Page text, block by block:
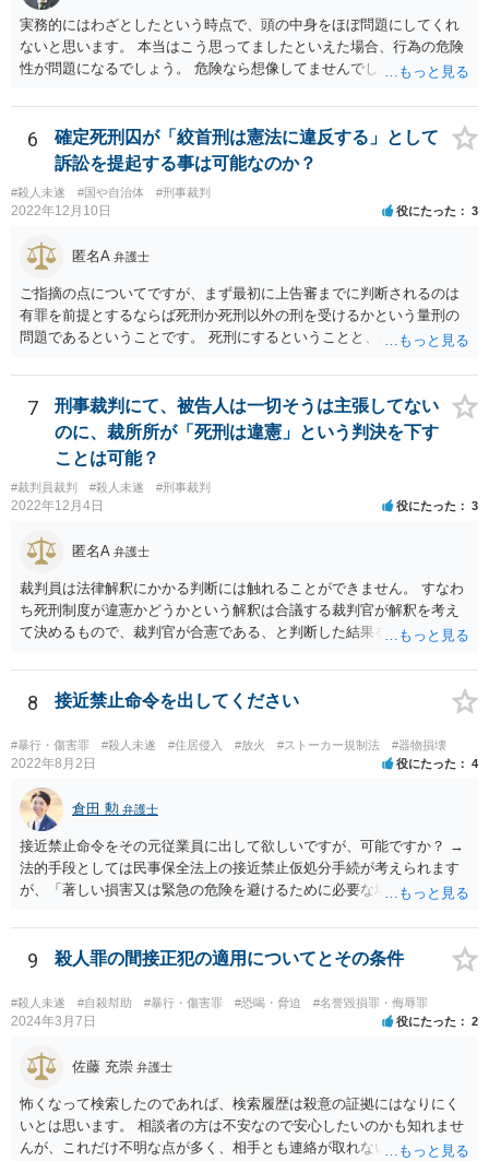
実務的にはわざとしたという時点で、頭の中身をほぼ問題にしてくれ
ないと思います。 本当はこう思ってましたといえた場合、行為の危険
性が問題になるでしょう。 危険なら想像してませんでしたはなかなか
6
確定死刑囚が「絞首刑は憲法に違反する」として
訴訟を提起する事は可能なのか？
#殺人未遂 #国や自治体 #刑事裁判
2022年12月10日 役にたった 3
匿名A 弁護士
ご指摘の点についてですが、まず最初に上告審までに判断されるのは
有罪を前提とするならば死刑か死刑以外の刑を受けるかという量刑の
問題であるということです。 死刑にするということと、死刑の方法に
いう前提としても、仮に絞首刑が残虐な方法であって憲法に違反する
ならば絞首刑によっては死刑にすることができません。 例えば薬を飲
ませることによって死に至らしめる方法は残虐ではない、となるかも
しれませんので、この方法なら死刑を行えるということになります。
そのため、死刑にすべきではないということと、死刑の方法を絞首刑
にすべきではない、という話は少し段階が違う話となると思います。
7
刑事裁判にて、被告人は一切そうは主張してない
のに、裁所所が「死刑は違憲」という判決を下す
ことは可能？
#裁判員裁判 #殺人未遂 #刑事裁判
2022年12月4日 役にたった 3
匿名A 弁護士
裁判員は法律解釈にかかる判断には触れることができません。 すなわ
ち死刑制度が違憲かどうかという解釈は合議する裁判官が解釈を考え
て決めるもので、裁判官が合憲である、と判断した結果を前提として
とはできないものと考えられます。 裁判員の参加する刑事裁判に関す
る法律6条2項 前項に規定する場合において、次に掲げる裁判所の判断
8 接近禁止命令を出してください
#暴行・傷害罪 #殺人未遂 #住居侵入 #放火 #ストーカー規制法 #器物損壊
2022年8月2日 役にたった 4
倉田 勲 弁護士
接近禁止命令をその元従業員に出して欲しいですが、可能ですか？ →
法的手段としては民事保全法上の接近禁止仮処分手続が考えられます
が、「著しい損害又は緊急の危険を避けるために必要な場合」（保全
のハードルは一般的に高いので、過去に支店に来て営業妨害を現にし
たことがあるなどの会社に著しい損害や緊急の危険が生じることを裏
れます。この場では一般的な回答しかできませんので、法務担当の方
とよくご相談ください。
9 殺人罪の間接正犯の適用についてとその条件
#殺人未遂 #自殺幇助 #暴行・傷害罪 #恐喝・脅迫 #名誉毀損罪・侮辱罪
2024年3月7日 役にたった 2
佐藤 充崇 弁護士
怖くなって検索したのであれば、検索履歴は殺意の証拠にはなりにく
いとは思います。 相談者の方は不安なので安心したいのかも知れませ
んが、これだけ不明な点が多く、相手とも連絡が取れないとなると、